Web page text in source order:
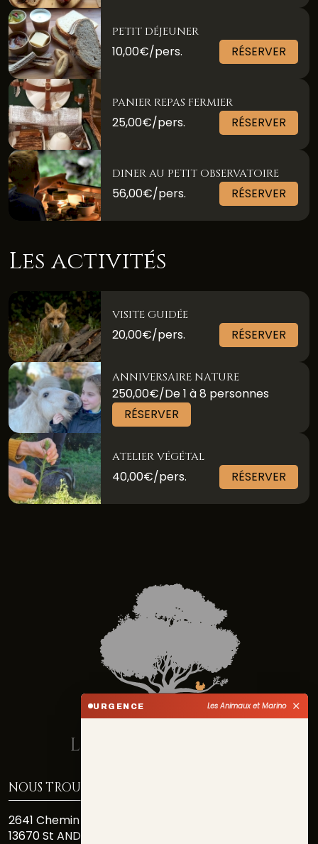
PETIT DÉJEUNER
10,00€/pers. RÉSERVER
PANIER REPAS FERMIER
25,00€/pers. RÉSERVER
DINER AU PETIT OBSERVATOIRE
56,00€/pers. RÉSERVER
Les activités
VISITE GUIDÉE
20,00€/pers. RÉSERVER
ANNIVERSAIRE NATURE
250,00€/De 1 à 8 personnes
RÉSERVER
ATELIER VÉGÉTAL
40,00€/pers. RÉSERVER
NOUS TROUVER
2641 Chemin Des Costiéres
13670 St ANDIOL
URGENCE Les Animaux et Marino ✕